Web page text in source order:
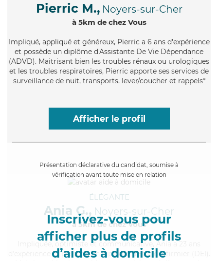
Pierric M., Noyers-sur-Cher
à 5km de chez Vous
Impliqué, appliqué et généreux, Pierric a 6 ans d'expérience
et possède un diplôme d'Assistante De Vie Dépendance
(ADVD). Maitrisant bien les troubles rénaux ou urologiques
et les troubles respiratoires, Pierric apporte ses services de
surveillance de nuit, transports, lever/coucher et rappels*
Afficher le profil
Présentation déclarative du candidat, soumise à
vérification avant toute mise en relation
Inscrivez-vous pour
afficher plus de profils
d’aides à domicile
ÉLÉGANTE
Ania G., Noyers-sur-Cher
à 5km de chez Vous
, optimiste et communicative, Ania a 23 ans
d'expérience et possède un diplôme d'Etat d'infirmier (DEI).